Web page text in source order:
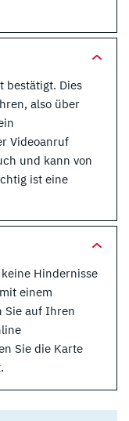
Dies
also über
Videoanruf
und kann von
ist eine
Hindernisse
einem
Sie auf Ihren
Sie die Karte